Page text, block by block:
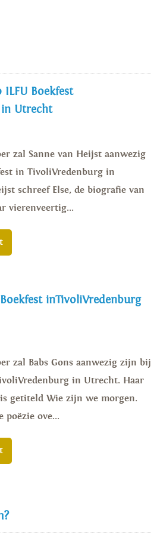
ILFU Boekfest
Utrecht
zal Sanne van Heijst aanwezig
in TivoliVredenburg in
schreef Else, de biografie van
vierenveertig...
inTivoliVredenburg
zal Babs Gons aanwezig zijn bij
in Utrecht. Haar
getiteld Wie zijn we morgen.
poëzie ove...